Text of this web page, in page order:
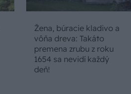
Žena, búracie kladivo a
vôňa dreva: Takáto
premena zrubu z roku
1654 sa nevidí každý
deň!